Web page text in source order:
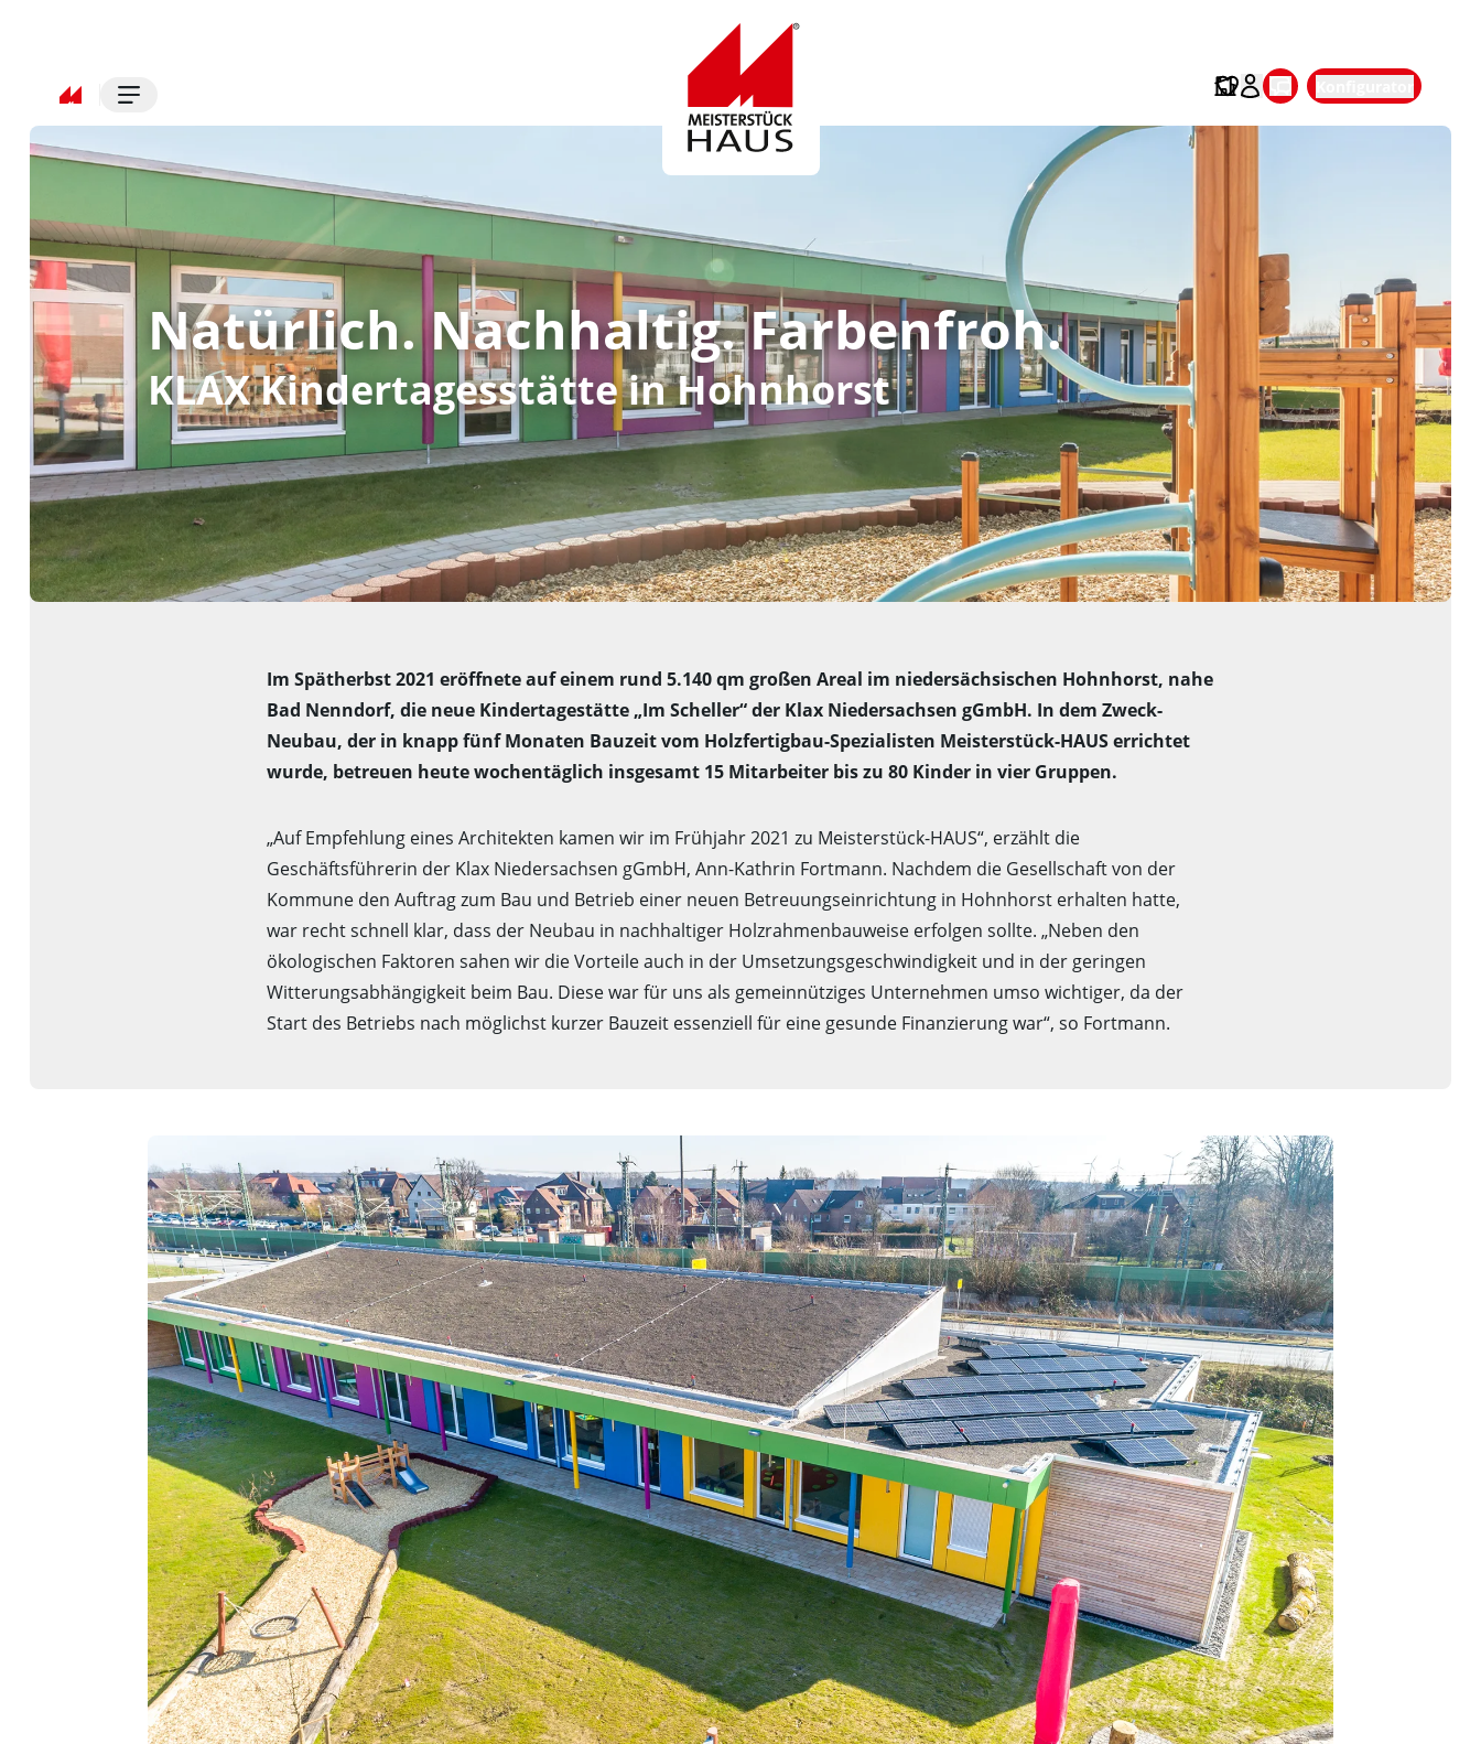
Natürlich. Nachhaltig. Farbenfroh.
KLAX Kindertagesstätte in Hohnhorst
Im Spätherbst 2021 eröffnete auf einem rund 5.140 qm großen Areal im niedersächsischen Hohnhorst, nahe
Bad Nenndorf, die neue Kindertagestätte „Im Scheller“ der Klax Niedersachsen gGmbH. In dem Zweck-
Neubau, der in knapp fünf Monaten Bauzeit vom Holzfertigbau-Spezialisten Meisterstück-HAUS errichtet
wurde, betreuen heute wochentäglich insgesamt 15 Mitarbeiter bis zu 80 Kinder in vier Gruppen.
„Auf Empfehlung eines Architekten kamen wir im Frühjahr 2021 zu Meisterstück-HAUS“, erzählt die
Geschäftsführerin der Klax Niedersachsen gGmbH, Ann-Kathrin Fortmann. Nachdem die Gesellschaft von der
Kommune den Auftrag zum Bau und Betrieb einer neuen Betreuungseinrichtung in Hohnhorst erhalten hatte,
war recht schnell klar, dass der Neubau in nachhaltiger Holzrahmenbauweise erfolgen sollte. „Neben den
ökologischen Faktoren sahen wir die Vorteile auch in der Umsetzungsgeschwindigkeit und in der geringen
Witterungsabhängigkeit beim Bau. Diese war für uns als gemeinnütziges Unternehmen umso wichtiger, da der
Start des Betriebs nach möglichst kurzer Bauzeit essenziell für eine gesunde Finanzierung war“, so Fortmann.